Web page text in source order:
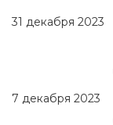
31 декабря 2023
7 декабря 2023